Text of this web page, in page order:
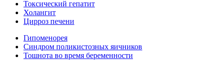
Токсический гепатит
Холангит
Цирроз печени
Гипоменорея
Синдром поликистозных яичников
Тошнота во время беременности